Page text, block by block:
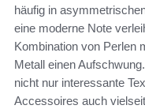
häufig in
eine moderne Note
Kombination von Perlen
Metall einen
nicht nur interessante
Accessoires auch